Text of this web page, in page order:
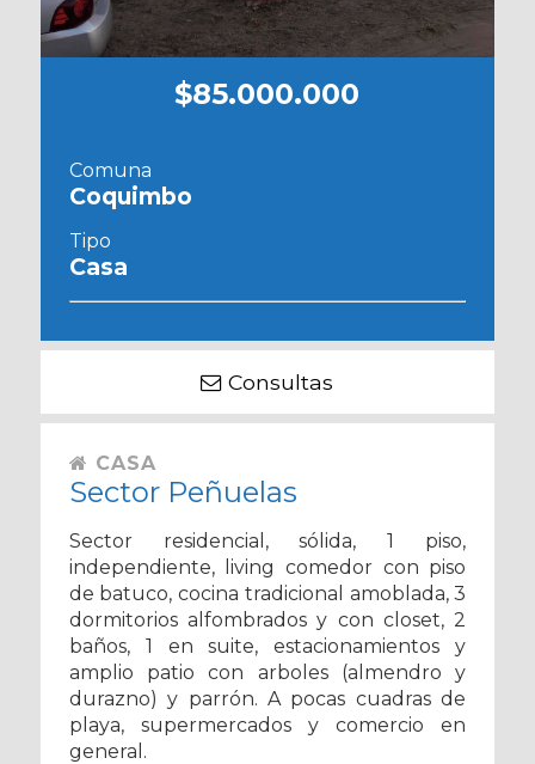
$85.000.000
Comuna
Coquimbo
Tipo
Casa
Consultas
CASA
Sector Peñuelas
Sector residencial, sólida, 1 piso,
independiente, living comedor con piso
de batuco, cocina tradicional amoblada, 3
dormitorios alfombrados y con closet, 2
baños, 1 en suite, estacionamientos y
amplio patio con arboles (almendro y
durazno) y parrón. A pocas cuadras de
playa, supermercados y comercio en
general.